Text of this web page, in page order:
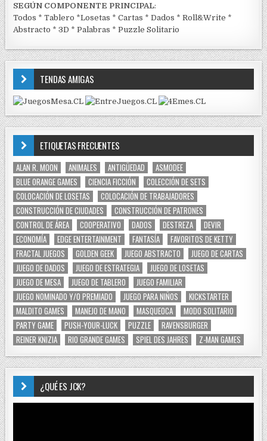
SEGÚN COMPONENTE PRINCIPAL:
Todos *Tablero *Losetas *Cartas *Dados *Roll&Write *
Abstracto *3D *Palabras *Puzzle Solitario
TENDAS AMIGAS
ETIQUETAS FRECUENTES
ALAN R. MOON ANIMALES ANTIGÜEDAD
ASMODEE
BLUE ORANGE GAMES
CIENCIA FICCIÓN
COLECCIÓN DE SETS
COLOCACIÓN DE LOSETAS
COLOCACIÓN DE TRABAJADORES
CONSTRUCCIÓN DE CIUDADES
CONSTRUCCIÓN DE PATRONES
CONTROL DE ÁREA
COOPERATIVO DADOS DESTREZA
DEVIR
ECONOMÍA
EDGE ENTERTAINMENT FANTASÍA
FAVORITOS DE KETTY
FRACTAL JUEGOS
GOLDEN GEEK JUEGO ABSTRACTO
JUEGO DE CARTAS
JUEGO DE DADOS
JUEGO DE ESTRATEGIA
JUEGO DE LOSETAS
JUEGO DE MESA
JUEGO DE TABLERO
JUEGO FAMILIAR
JUEGO NOMINADO Y/O PREMIADO
JUEGO PARA NIÑOS
KICKSTARTER
MALDITO GAMES
MANEJO DE MANO MASQUEOCA
MODO SOLITARIO
PARTY GAME
PUSH-YOUR-LUCK PUZZLE
RAVENSBURGER
REINER KNIZIA
RIO GRANDE GAMES SPIEL DES JAHRES Z-MAN GAMES
¿QUÉ ES JCK?